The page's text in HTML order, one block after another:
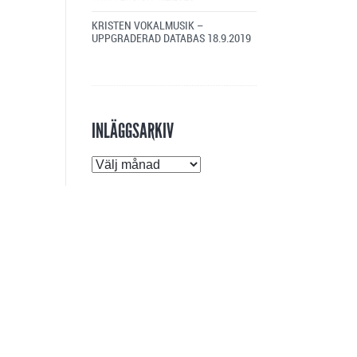
KRISTEN VOKALMUSIK –
UPPGRADERAD DATABAS 18.9.2019
INLÄGGSARKIV
Inläggsarkiv